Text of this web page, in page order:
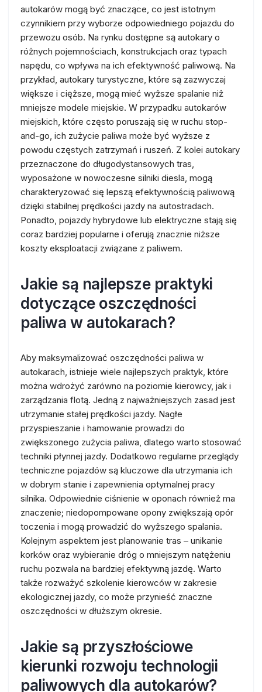
autokarów mogą być znaczące, co jest istotnym
czynnikiem przy wyborze odpowiedniego pojazdu do
przewozu osób. Na rynku dostępne są autokary o
różnych pojemnościach, konstrukcjach oraz typach
napędu, co wpływa na ich efektywność paliwową. Na
przykład, autokary turystyczne, które są zazwyczaj
większe i cięższe, mogą mieć wyższe spalanie niż
mniejsze modele miejskie. W przypadku autokarów
miejskich, które często poruszają się w ruchu stop-
and-go, ich zużycie paliwa może być wyższe z
powodu częstych zatrzymań i ruszeń. Z kolei autokary
przeznaczone do długodystansowych tras,
wyposażone w nowoczesne silniki diesla, mogą
charakteryzować się lepszą efektywnością paliwową
dzięki stabilnej prędkości jazdy na autostradach.
Ponadto, pojazdy hybrydowe lub elektryczne stają się
coraz bardziej popularne i oferują znacznie niższe
koszty eksploatacji związane z paliwem.
Jakie są najlepsze praktyki
dotyczące oszczędności
paliwa w autokarach?
Aby maksymalizować oszczędności paliwa w
autokarach, istnieje wiele najlepszych praktyk, które
można wdrożyć zarówno na poziomie kierowcy, jak i
zarządzania flotą. Jedną z najważniejszych zasad jest
utrzymanie stałej prędkości jazdy. Nagłe
przyspieszanie i hamowanie prowadzi do
zwiększonego zużycia paliwa, dlatego warto stosować
techniki płynnej jazdy. Dodatkowo regularne przeglądy
techniczne pojazdów są kluczowe dla utrzymania ich
w dobrym stanie i zapewnienia optymalnej pracy
silnika. Odpowiednie ciśnienie w oponach również ma
znaczenie; niedopompowane opony zwiększają opór
toczenia i mogą prowadzić do wyższego spalania.
Kolejnym aspektem jest planowanie tras – unikanie
korków oraz wybieranie dróg o mniejszym natężeniu
ruchu pozwala na bardziej efektywną jazdę. Warto
także rozważyć szkolenie kierowców w zakresie
ekologicznej jazdy, co może przynieść znaczne
oszczędności w dłuższym okresie.
Jakie są przyszłościowe
kierunki rozwoju technologii
paliwowych dla autokarów?